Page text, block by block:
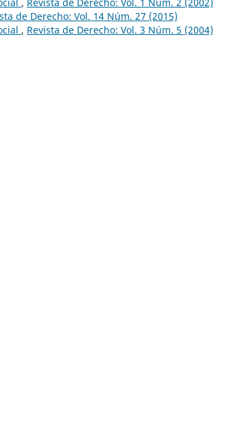
de Derecho: Vol. 14 Núm. 27 (2015)
, Revista de Derecho: Vol. 3 Núm. 5 (2004)